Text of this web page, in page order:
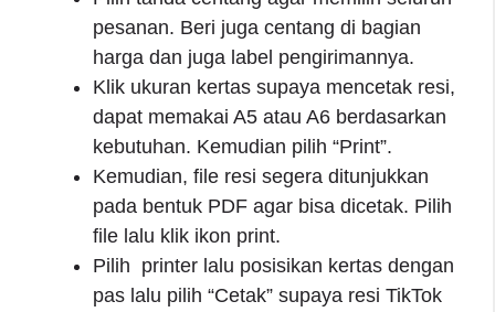
pesanan. Beri juga centang di bagian
harga dan juga label pengirimannya.
Klik ukuran kertas supaya mencetak resi,
dapat memakai A5 atau A6 berdasarkan
kebutuhan. Kemudian pilih “Print”.
Kemudian, file resi segera ditunjukkan
pada bentuk PDF agar bisa dicetak. Pilih
file lalu klik ikon print.
Pilih printer lalu posisikan kertas dengan
pas lalu pilih “Cetak” supaya resi TikTok